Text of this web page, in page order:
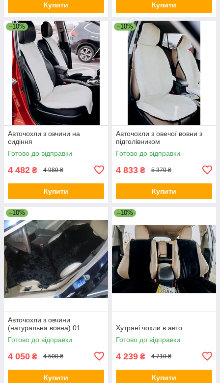
Купити Купити
–10%
Авточохли з овчини на
сидіння
Готово до відправки
4 482 ₴ 4 980 ₴
Купити
–10%
Авточохли з овечої вовни з
підголівником
Готово до відправки
4 833 ₴ 5 370 ₴
Купити
–10%
Авточохли з овчини
(натуральна вовна) 01
Готово до відправки
4 050 ₴ 4 500 ₴
Купити
–10%
Хутряні чохли в авто
Готово до відправки
4 239 ₴ 4 710 ₴
Купити